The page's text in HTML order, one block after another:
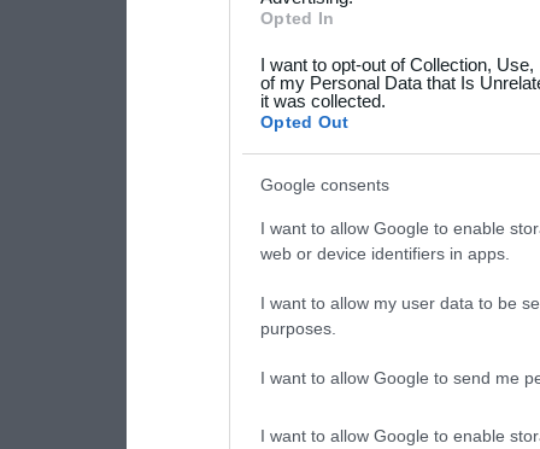
grant or deny consent to
your data for below
consent section.
Opted In
I want to opt-out of Collection,
of my Personal Data that Is
it was collected.
Opted Out
Google consents
I want to allow Google to enable
web or device identifiers in apps.
I want to allow my user data to be
purposes.
I want to allow Google to send me
I want to allow Google to enable